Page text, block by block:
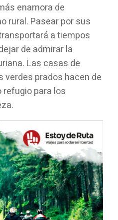
enamora de
rural. Pasear por sus
a tiempos
de admirar la
Las casas de
verdes prados hacen de
para los